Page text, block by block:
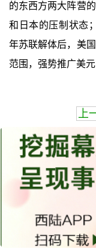
的东西方两大阵营
和日本的压制状态
年苏联解体后，美
范围，强势推广美
上